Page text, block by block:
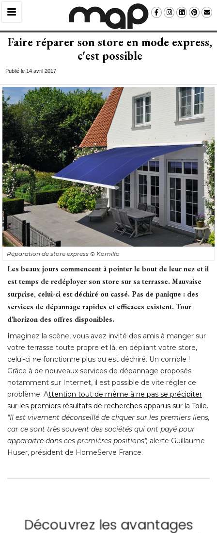
Faire réparer son store en mode express,
c'est possible
Publié le 14 avril 2017
Réparation de store express © Komilfo
Les beaux jours commencent à pointer le bout de leur nez et il
est temps de redéployer son store sur sa terrasse. Mauvaise
surprise, celui-ci est déchiré ou cassé. Pas de panique : des
services de dépannage rapides et efficaces existent. Tour
d'horizon des offres disponibles.
Imaginez la scène, vous avez invité des amis à manger sur
votre terrasse toute propre et là, en dépliant votre store,
celui-ci ne fonctionne plus ou est déchiré. Un comble !
Grâce à de nouveaux services de dépannage proposés
notamment sur Internet, il est possible de vite régler ce
problème. Attention tout de même à ne pas se précipiter
sur les premiers résultats de recherches apparus sur la Toile.
"Il est vivement déconseillé de cliquer sur les premiers liens,
car ce sont très souvent des sociétés qui ont payé pour
apparaitre dans ces premières positions", alerte Guillaume
Huser, président de HomeServe France.